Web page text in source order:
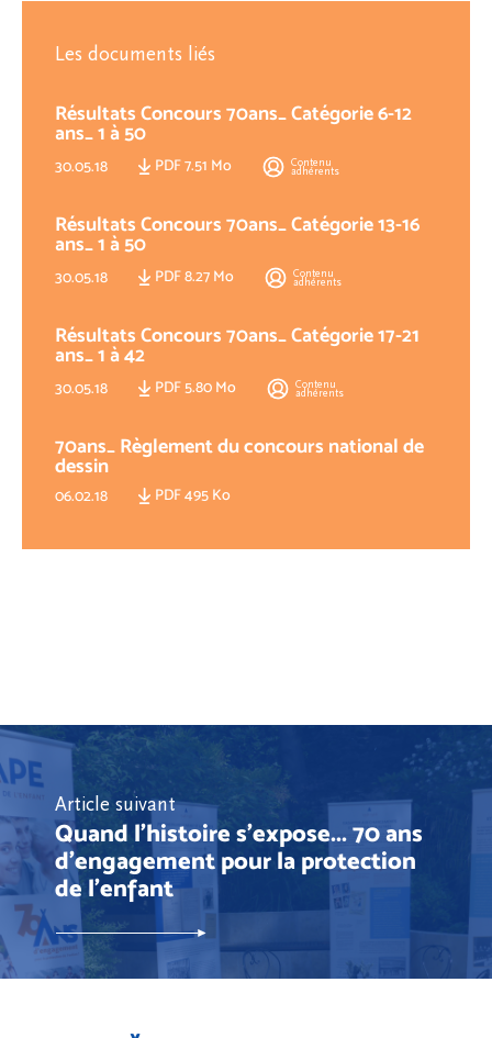
Les documents liés
Résultats Concours 70ans_ Catégorie 6-12
ans_ 1 à 50
30.05.18 PDF 7.51 Mo Contenu
adhérents
Résultats Concours 70ans_ Catégorie 13-16
ans_ 1 à 50
30.05.18 PDF 8.27 Mo Contenu
adhérents
Résultats Concours 70ans_ Catégorie 17-21
ans_ 1 à 42
30.05.18 PDF 5.80 Mo Contenu
adhérents
70ans_ Règlement du concours national de
dessin
06.02.18 PDF 495 Ko
Article suivant
Quand l'histoire s'expose... 70 ans
d'engagement pour la protection
de l'enfant